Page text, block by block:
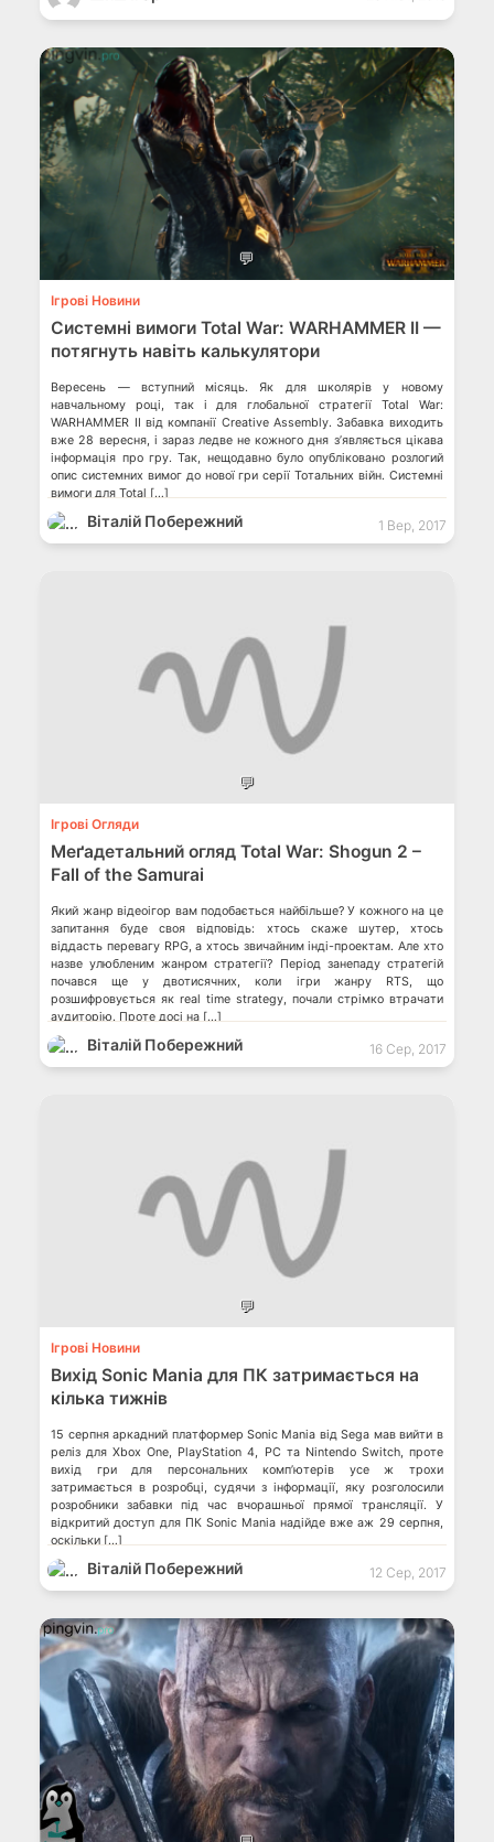
💬
Ігрові Новини
Системні вимоги Total War: WARHAMMER II —
потягнуть навіть калькулятори
Вересень — вступний місяць. Як для школярів у новому
навчальному році, так і для глобальної стратегії Total War:
WARHAMMER II від компанії Creative Assembly. Забавка виходить
вже 28 вересня, і зараз ледве не кожного дня з’являється цікава
інформація про гру. Так, нещодавно було опубліковано розлогий
опис системних вимог до нової гри серії Тотальних війн. Системні
вимоги для Total […]
Віталій Побережний 1 Вер, 2017
💬
Ігрові Огляди
Меґадетальний огляд Total War: Shogun 2 –
Fall of the Samurai
Який жанр відеоігор вам подобається найбільше? У кожного на це
запитання буде своя відповідь: хтось скаже шутер, хтось
віддасть перевагу RPG, а хтось звичайним інді-проектам. Але хто
назве улюбленим жанром стратегії? Період занепаду стратегій
почався ще у двотисячних, коли ігри жанру RTS, що
розшифровується як real time strategy, почали стрімко втрачати
аудиторію. Проте досі на […]
Віталій Побережний 16 Сер, 2017
💬
Ігрові Новини
Вихід Sonic Mania для ПК затримається на
кілька тижнів
15 серпня аркадний платформер Sonic Mania від Sega мав вийти в
реліз для Xbox One, PlayStation 4, PC та Nintendo Switch, проте
вихід гри для персональних комп’ютерів усе ж трохи
затримається в розробці, судячи з інформації, яку розголосили
розробники забавки під час вчорашньої прямої трансляції. У
відкритий доступ для ПК Sonic Mania надійде вже аж 29 серпня,
оскільки […]
Віталій Побережний 12 Сер, 2017